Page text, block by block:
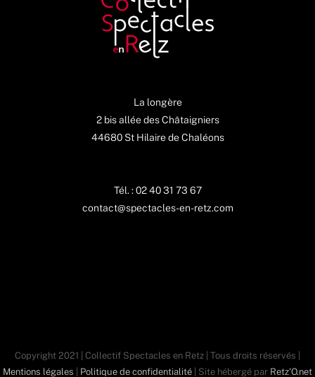
La longère
2 bis allée des Châtaigniers
44680 St Hilaire de Chaléons
Tél. : 02 40 31 73 67
contact@spectacles-en-retz.com
Copyright 2021 | Collectif Spectacles en Retz | Tous droits réservés |
Mentions légales
Politique de confidentialité | Site hébergé par Retz'O.net